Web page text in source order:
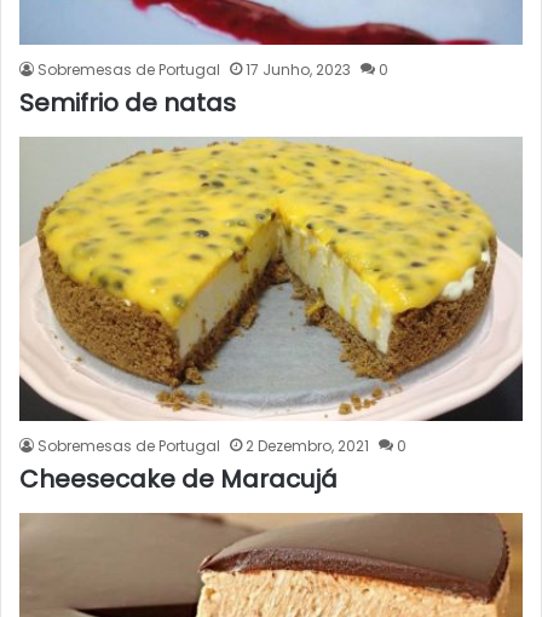
Sobremesas de Portugal 17 Junho, 2023 0
Semifrio de natas
Sobremesas de Portugal 2 Dezembro, 2021 0
Cheesecake de Maracujá